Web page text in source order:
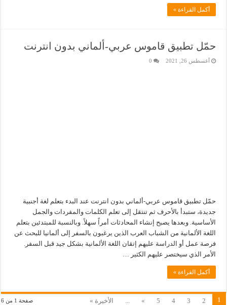
أكمل القراءة »
حمّل تطبيق قاموس عربي-ألماني بدون انترنت
أغسطس 26, 2021 0
حمّل تطبيق قاموس عربي-ألماني بدون انترنت عند البدء بتعلم لغة أجنبية
جديدة، ستبدأ بالأحرف ثم تنتقل إلى تعلم الكلمات والمفردات والجمل
الأساسية. وبعدها يصبح إنشاء المحادثات أمراً سهلاً. وبالنسبة للمبتدئين بتعلم
اللغة الألمانية من الشباب العرب الذين يرغبون بالسفر إلى ألمانيا للبحث عن
فرصة عمل أو الدراسة عليهم إتقان اللغة الألمانية بشكل جيد قبل السفر.
الأمر الذي سيختصر عليهم الكثير …
أكمل القراءة »
صفحة 1 من 6 1
2
3
4
5
» الأخيرة »